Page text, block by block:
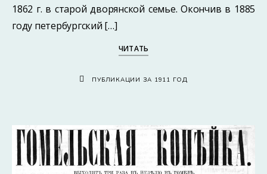
1862 г. в старой дворянской семье. Окончив в 1885
году петербургский […]
ЧИТАТЬ
ПУБЛИКАЦИИ ЗА 1911 ГОД